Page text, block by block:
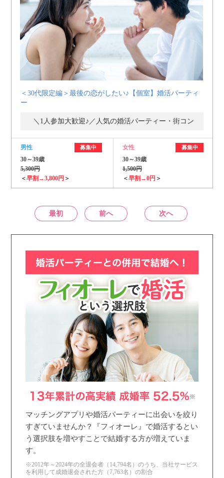
＜30代限定編＞最後の恋がしたい♪【個室】婚活パーティ
ー
＼1人参加大歓迎♪／人気の婚活パーティー・街コン
男性 募集中
30～39歳
5,300円
＜早割→3,800円 ＞
女性 募集中
30～39歳
1,500円
＜早割→0円 ＞
最初 前へ 次へ
マッチングアプリや婚活パーティーに出会いを絞り
すぎていませんか？『フィオーレ』で婚活するとい
う選択肢を増やすことで結婚する方が増えていま
す。
※2012年～2024年の全退会者（14,794名）のうち、当社サービス
を利用して成婚退会された方（7,763名）の割合